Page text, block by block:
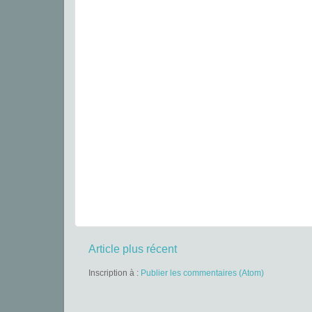
Article plus récent
Inscription à : Publier les commentaires (Atom)